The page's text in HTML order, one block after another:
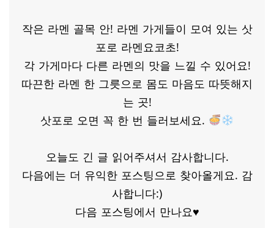
작은 라멘 골목 안! 라멘 가게들이 모여 있는 삿
포로 라멘요코초!
각 가게마다 다른 라멘의 맛을 느낄 수 있어요!
따끈한 라멘 한 그릇으로 몸도 마음도 따뜻해지
는 곳!
삿포로 오면 꼭 한 번 들러보세요.
오늘도 긴 글 읽어주셔서 감사합니다.
다음에는 더 유익한 포스팅으로 찾아올게요. 감
사합니다:)
다음 포스팅에서 만나요♥